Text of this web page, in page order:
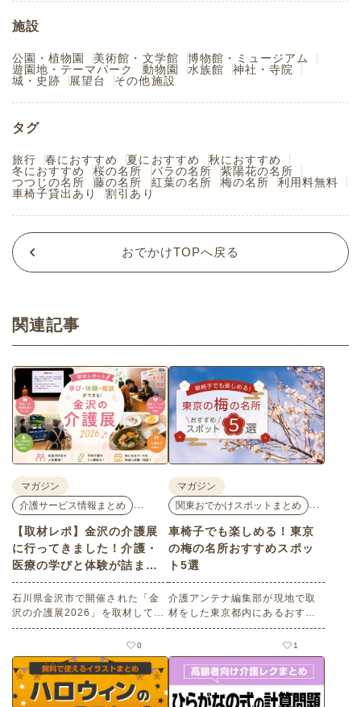
施設
公園・植物園 美術館・文学館
博物館・ミュージアム
遊園地・テーマパーク
動物園 水族館
神社・寺院
城・史跡
展望台 その他施設
タグ
旅行 春におすすめ 夏におすすめ
秋におすすめ
冬におすすめ
桜の名所 バラの名所
紫陽花の名所
つつじの名所
藤の名所 紅葉の名所 梅の名所
利用料無料
車椅子貸出あり
割引あり
おでかけTOPへ戻る
関連記事
マガジン
介護サービス情報まとめ
【取材レポ】金沢の介護展
に行ってきました！介護・
医療の学びと体験が詰まっ
た1日。
石川県金沢市で開催された「金
沢の介護展2026」を取材してき
ました。医師による人気講演か
ら、気軽に参加できるミニ講
座、体験型の企業ブースまで、
介護・医療・健康の“学び・体
験・相談”が一度にできる、見ど
ころ満載のイベントの様子をレ
0
マガジン
関東おでかけスポットまとめ
車椅子でも楽しめる！東京
の梅の名所おすすめスポッ
ト5選
介護アンテナ編集部が現地で取
材をした東京都内にあるおすす
めの梅の名所を５選紹介しま
す。見どころはもちろんのこと
バリアフリーの設備面について
も紹介しているので、介護施設
などでの外出アクティビティの
事前チェックの際にぜひ参考に
1